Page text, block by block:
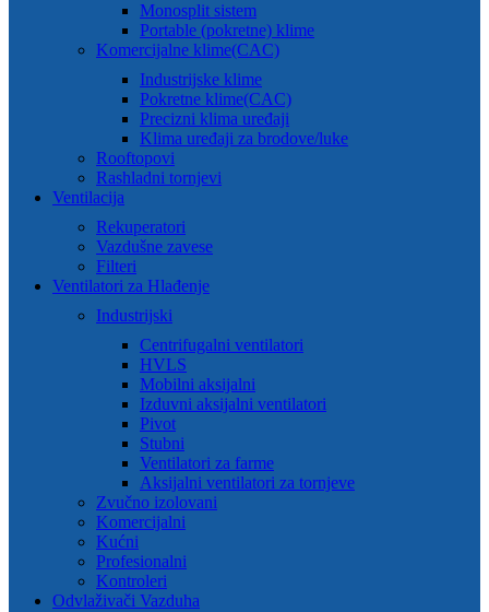
Monosplit sistem
Portable (pokretne) klime
Komercijalne klime(CAC)
Industrijske klime
Pokretne klime(CAC)
Precizni klima uređaji
Klima uređaji za brodove/luke
Rooftopovi
Rashladni tornjevi
Ventilacija
Rekuperatori
Vazdušne zavese
Filteri
Ventilatori za Hlađenje
Industrijski
Centrifugalni ventilatori
HVLS
Mobilni aksijalni
Izduvni aksijalni ventilatori
Pivot
Stubni
Ventilatori za farme
Aksijalni ventilatori za tornjeve
Zvučno izolovani
Komercijalni
Kućni
Profesionalni
Kontroleri
Odvlaživači Vazduha